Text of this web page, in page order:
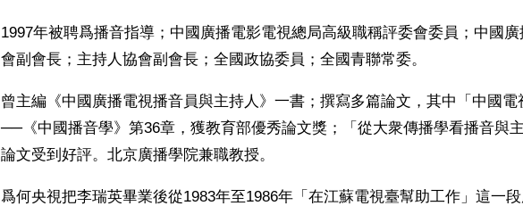
1997年被聘爲播音指導；中國廣播電影電視總局高級職稱評委會委員；中國
會副會長；主持人協會副會長；全國政協委員；全國青聯常委。
曾主編《中國廣播電視播音員與主持人》一書；撰寫多篇論文，其中「中國電
──《中國播音學》第36章，獲教育部優秀論文獎；「從大衆傳播學看播音與
論文受到好評。北京廣播學院兼職教授。
爲何央視把李瑞英畢業後從1983年至1986年「在江蘇電視臺幫助工作」這一